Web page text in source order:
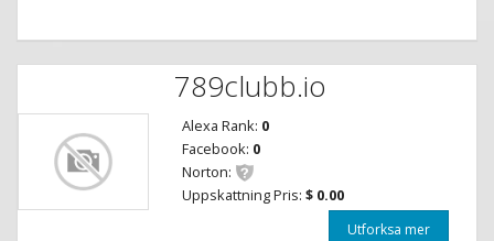
789clubb.io
Alexa Rank: 0
Facebook: 0
Norton:
Uppskattning Pris: $ 0.00
Utforksa mer